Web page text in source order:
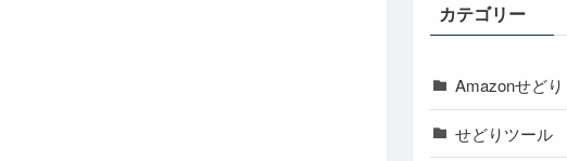
カテゴリー
Amazonせどり
せどりツール